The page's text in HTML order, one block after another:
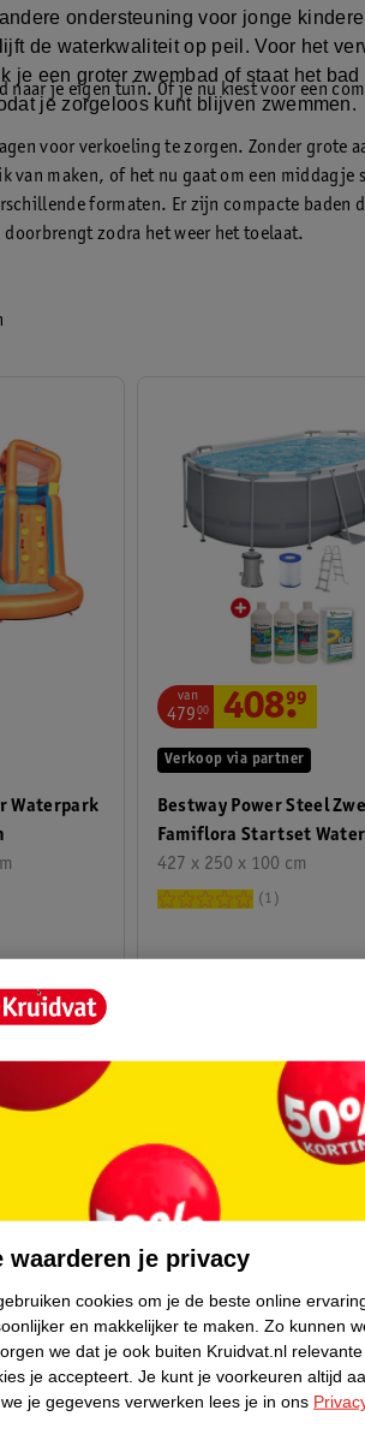
ondersteuning voor jonge
de waterkwaliteit op peil. Voor het
je een groter zwembad of staat het
je zorgeloos kunt blijven zwemmen.
je eigen tuin. Of je nu kiest voor een
voor verkoeling te zorgen. Zonder
van maken, of het nu gaat om een middagje
formaten. Er zijn compacte
zodra het weer het toelaat.
Waterpark
Bestway Power Steel
Famiflora Startset
427 x 250 x 100 cm
Verkoop via partner
van
479.
00 408.
99
1
Verkoop via partner
89.
95
waarderen je privacy
cookies om je de beste online
en makkelijker te maken. Zo kunnen
we dat je ook buiten Kruidvat.nl relevante
je accepteert. Je kunt je voorkeuren altijd
je gegevens verwerken lees je in ons